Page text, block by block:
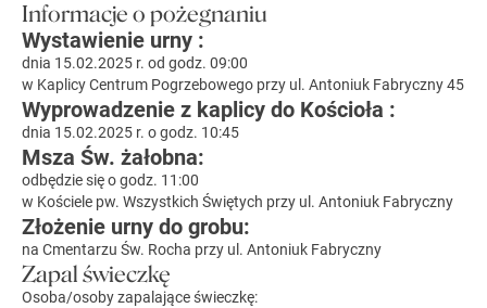
Informacje o pożegnaniu
Wystawienie urny :
dnia 15.02.2025 r. od godz. 09:00
w Kaplicy Centrum Pogrzebowego przy ul. Antoniuk Fabryczny 45
Wyprowadzenie z kaplicy do Kościoła :
dnia 15.02.2025 r. o godz. 10:45
Msza Św. żałobna:
odbędzie się o godz. 11:00
w Kościele pw. Wszystkich Świętych przy ul. Antoniuk Fabryczny
Złożenie urny do grobu:
na Cmentarzu Św. Rocha przy ul. Antoniuk Fabryczny
Zapal świeczkę
Osoba/osoby zapalające świeczkę: